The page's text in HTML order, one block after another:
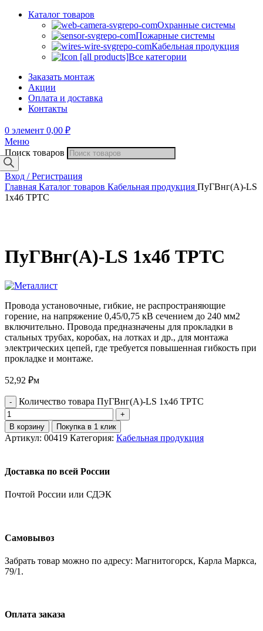
Каталог товаров
Охранные системы
Пожарные системы
Кабельная продукция
Все категории
Заказать монтаж
Акции
Оплата и доставка
Контакты
0 элемент 0,00 ₽
Меню
Поиск товаров
Вход / Регистрация
Главная Каталог товаров Кабельная продукция ПуГВнг(А)-LS
1х4б ТРТС
ПуГВнг(А)-LS 1х4б ТРТС
Провода установочные, гибкие, не распространяющие
горение, на напряжение 0,45/0,75 кВ сечением до 240 мм2
включительно. Провода предназначены для прокладки в
стальных трубах, коробах, на лотках и др., для монтажа
электрических цепей, где требуется повышенная гибкость при
прокладке и монтаже.
52,92 ₽м
Количество товара ПуГВнг(А)-LS 1х4б ТРТС
В корзину Покупка в 1 клик
Артикул: 00419 Категория: Кабельная продукция
Доставка по всей России
Почтой России или СДЭК
Самовывоз
Забрать товар можно по адресу: Магнитогорск, Карла Маркса,
79/1.
Оплата заказа